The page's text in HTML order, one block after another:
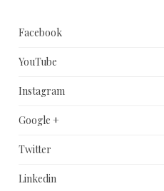
Facebook
YouTube
Instagram
Google +
Twitter
Linkedin